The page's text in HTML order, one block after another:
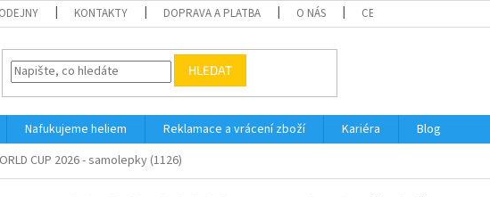
KONTAKTY DOPRAVA A PLATBA O NÁS CERTIFIKÁTY A NÁVODY
HLEDAT
Nafukujeme heliem Reklamace a vrácení zboží Kariéra
Blog
CUP 2026 - samolepky (1126)